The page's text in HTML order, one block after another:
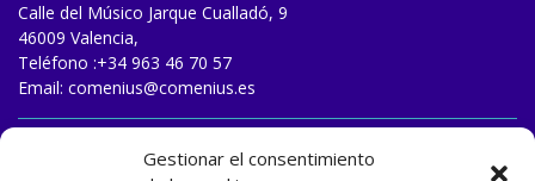
Gestionar el consentimiento
Calle del Músico Jarque Cualladó, 9
46009 Valencia,
Teléfono :+34 963 46 70 57
Email: comenius@comenius.es
TRABAJA CON NOSOTROS